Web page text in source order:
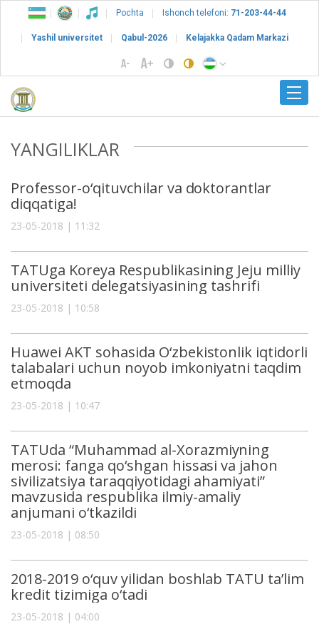
Pochta Ishonch telefoni: 71-203-44-44
Yashil universitet Qabul-2026 Kelajakka Qadam Markazi
YANGILIKLAR
Professor-o‘qituvchilar va doktorantlar
diqqatiga!
23-05-2018 | 11:32
TATUga Koreya Respublikasining Jeju milliy
universiteti delegatsiyasining tashrifi
23-05-2018 | 10:58
Huawei AKT sohasida O‘zbekistonlik iqtidorli
talabalari uchun noyob imkoniyatni taqdim
etmoqda
23-05-2018 | 10:47
TATUda “Muhammad al-Xorazmiyning
merosi: fanga qo‘shgan hissasi va jahon
sivilizatsiya taraqqiyotidagi ahamiyati”
mavzusida respublika ilmiy-amaliy
anjumani o‘tkazildi
23-05-2018 | 08:50
2018-2019 o‘quv yilidan boshlab TATU ta’lim
kredit tizimiga o‘tadi
23-05-2018 | 04:00